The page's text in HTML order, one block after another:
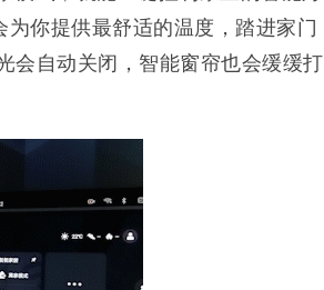
你提供最舒适的温度，踏进家门
会自动关闭，智能窗帘也会缓缓打